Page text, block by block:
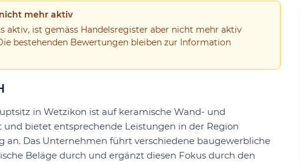
mehr aktiv
aktiv, ist gemäss Handelsregister aber nicht mehr aktiv
bestehenden Bewertungen bleiben zur Information
in Wetzikon ist auf keramische Wand- und
und bietet entsprechende Leistungen in der Region
an. Das Unternehmen führt verschiedene baugewerbliche
Beläge durch und ergänzt diesen Fokus durch den